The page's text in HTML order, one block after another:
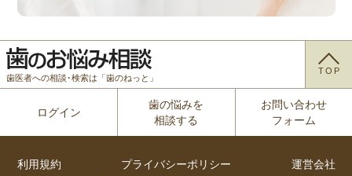
歯医者への相談･検索は「歯のねっと」
TOP
ログイン
歯の悩みを
相談する
お問い合わせ
フォーム
利用規約 プライバシーポリシー
運営会社